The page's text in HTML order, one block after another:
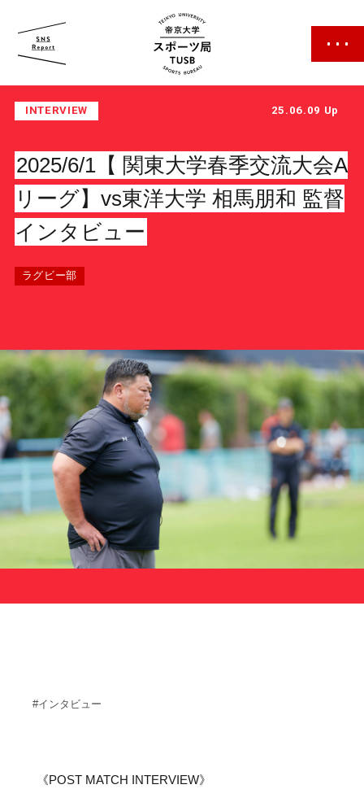
帝京大学 スポーツ局
スポーツ局について
クラブ紹介
サポーターの会カレンダー
お知らせ
サポート情報
運動部支援
お問い合わせ
プライバシーポリシー
#メディア情報#キャンプ
INTERVIEW 25.06.09 Up
2025/6/1【 関東大学春季交流大会A
リーグ】vs東洋大学 相馬朋和 監督
インタビュー
ラグビー部
#インタビュー
《POST MATCH INTERVIEW》